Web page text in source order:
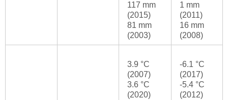
117 mm
(2015)
81 mm
(2003)
1 mm
(2011)
16 mm
(2008)
3.9 °C
(2007)
3.6 °C
(2020)
-6.1 °C
(2017)
-5.4 °C
(2012)